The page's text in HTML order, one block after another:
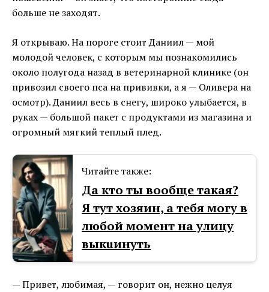
больше не заходят.
Я открываю. На пороге стоит Даниил — мой
молодой человек, с которым мы познакомились
около полугода назад в ветеринарной клинике (он
привозил своего пса на прививки, а я — Оливера на
осмотр). Даниил весь в снегу, широко улыбается, в
руках — большой пакет с продуктами из магазина и
огромный мягкий теплый плед.
Читайте также:
Да кто ты вообще такая?
Я тут хозяин, а тебя могу в
любой момент на улицу
выкuинуть
— Привет, любимая, — говорит он, нежно целуя